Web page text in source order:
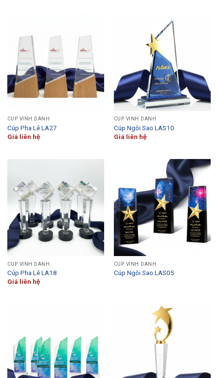
CÚP VINH DANH
Cúp Pha Lê LA27
Giá liên hệ
CÚP VINH DANH
Cúp Ngôi Sao LAS10
Giá liên hệ
CÚP VINH DANH
Cúp Pha Lê LA18
Giá liên hệ
CÚP VINH DANH
Cúp Ngôi Sao LAS05